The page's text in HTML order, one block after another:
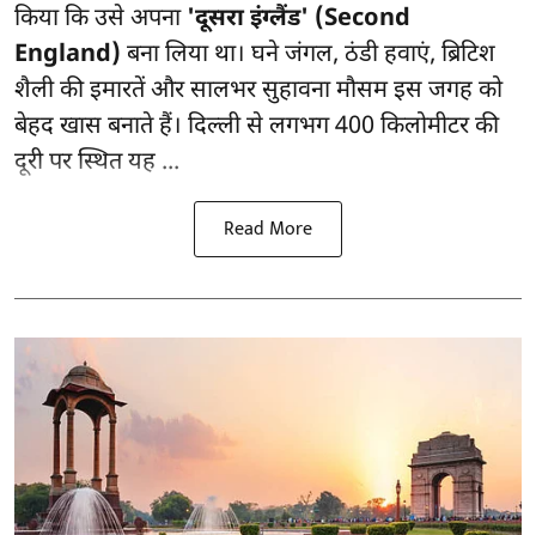
किया कि उसे अपना 'दूसरा इंग्लैंड' (Second
England) बना लिया था। घने जंगल, ठंडी हवाएं, ब्रिटिश
शैली की इमारतें और सालभर सुहावना मौसम इस जगह को
बेहद खास बनाते हैं। दिल्ली से लगभग 400 किलोमीटर की
दूरी पर स्थित यह ...
Read More